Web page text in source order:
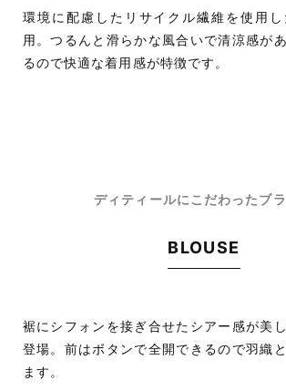
環境に配慮したリサイクル繊維を使用
用。つるんと滑らかな風合いで清涼感が
るので快適な着用感が特徴です。
ディティールにこだわったブ
BLOUSE
裾にシフォンを接ぎ合せたシアー感が美
登場。前はボタンで全開できるので羽織
ます。